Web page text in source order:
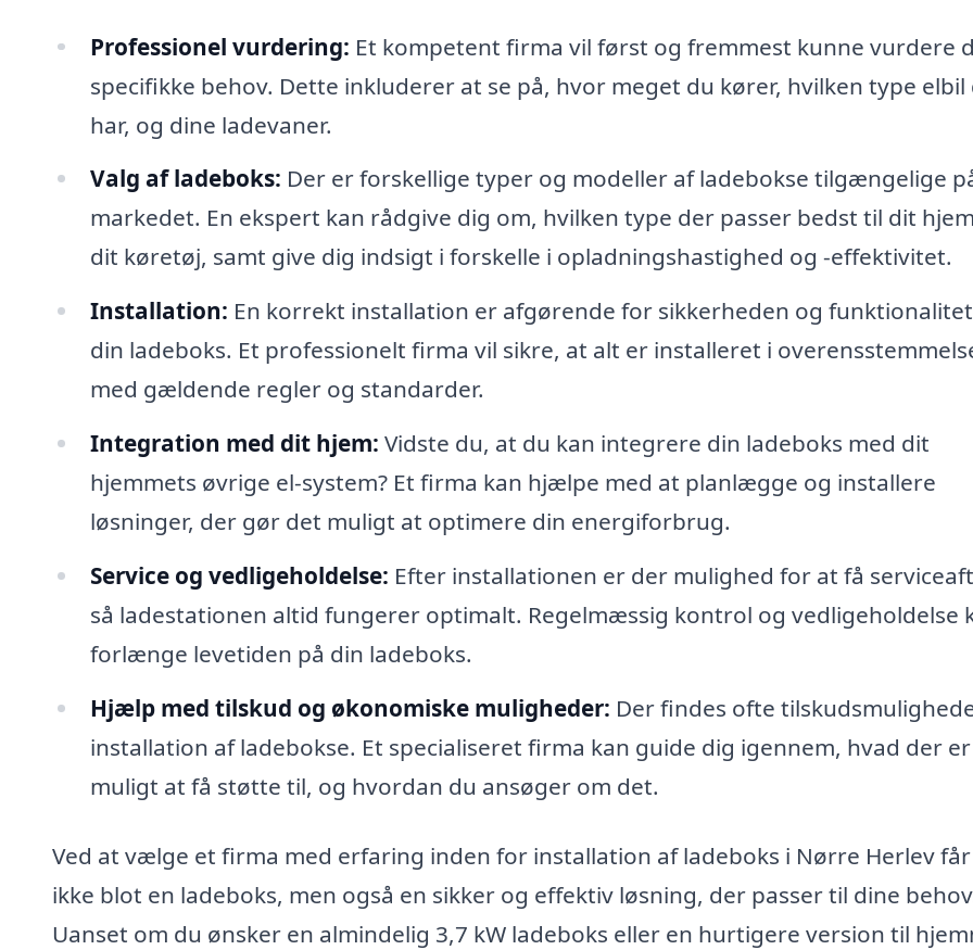
Professionel vurdering: Et kompetent firma vil først og fremmest kunne vurdere
specifikke behov. Dette inkluderer at se på, hvor meget du kører, hvilken type elbil
har, og dine ladevaner.
Valg af ladeboks: Der er forskellige typer og modeller af ladebokse tilgængelige
markedet. En ekspert kan rådgive dig om, hvilken type der passer bedst til dit
dit køretøj, samt give dig indsigt i forskelle i opladningshastighed og -effektivitet.
Installation: En korrekt installation er afgørende for sikkerheden og
din ladeboks. Et professionelt firma vil sikre, at alt er installeret i
med gældende regler og standarder.
Integration med dit hjem: Vidste du, at du kan integrere din ladeboks med dit
hjemmets øvrige el-system? Et firma kan hjælpe med at planlægge og installere
løsninger, der gør det muligt at optimere din energiforbrug.
Service og vedligeholdelse: Efter installationen er der mulighed for at få
så ladestationen altid fungerer optimalt. Regelmæssig kontrol og vedligeholdelse
forlænge levetiden på din ladeboks.
Hjælp med tilskud og økonomiske muligheder: Der findes ofte
installation af ladebokse. Et specialiseret firma kan guide dig igennem, hvad der er
muligt at få støtte til, og hvordan du ansøger om det.
Ved at vælge et firma med erfaring inden for installation af ladeboks i Nørre Herlev
ikke blot en ladeboks, men også en sikker og effektiv løsning, der passer til dine
Uanset om du ønsker en almindelig 3,7 kW ladeboks eller en hurtigere version til